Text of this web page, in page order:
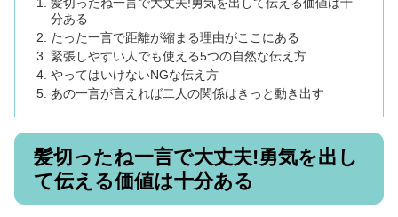
髪切ったね一言で大丈夫!勇気を出して伝える価値は十
分ある
たった一言で距離が縮まる理由がここにある
緊張しやすい人でも使える5つの自然な伝え方
やってはいけないNGな伝え方
あの一言が言えれば二人の関係はきっと動き出す
髪切ったね一言で大丈夫!勇気を出し
て伝える価値は十分ある